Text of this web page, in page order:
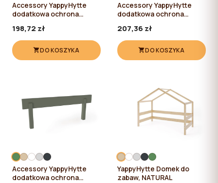
Accessory YappyHytte
dodatkowa ochrona
198,72 zł
DO KOSZYKA
Accessory YappyHytte
dodatkowa ochrona
ANTHRACITE
207,36 zł
DO KOSZYKA
Accessory YappyHytte
dodatkowa ochrona
YappyHytte Domek do
zabaw, NATURAL